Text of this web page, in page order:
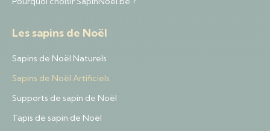
Les sapins de Noël
Sapins de Noël Naturels
Sapins de Noël Artificiels
Supports de sapin de Noël
Tapis de sapin de Noël